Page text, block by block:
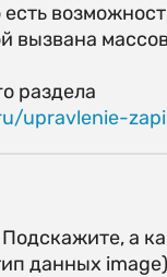
есть
вызвана
раздела
upravlenie-
а
данных